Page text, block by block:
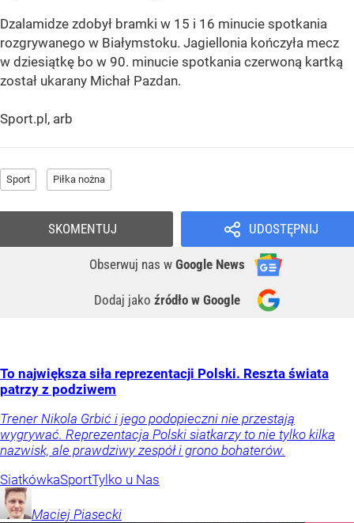
Dzalamidze zdobył bramki w 15 i 16 minucie spotkania
rozgrywanego w Białymstoku. Jagiellonia kończyła mecz
w dziesiątkę bo w 90. minucie spotkania czerwoną kartką
został ukarany Michał Pazdan.
Sport.pl, arb
Sport Piłka nożna
UDOSTĘPNIJ
Obserwuj nas w Google News
Dodaj jako źródło w Google
SKOMENTUJ
To największa siła reprezentacji Polski. Reszta świata
patrzy z podziwem
Trener Nikola Grbić i jego podopieczni nie przestają
wygrywać. Reprezentacja Polski siatkarzy to nie tylko kilka
nazwisk, ale prawdziwy zespół i grono bohaterów.
SiatkówkaSportTylko u Nas
Maciej Piasecki